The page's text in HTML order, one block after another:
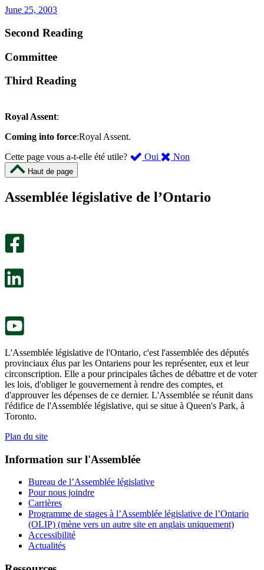
June 25, 2003
Second Reading
Committee
Third Reading
Royal Assent:
Coming into force:Royal Assent.
Cette page vous a-t-elle été utile?
Oui ,
été
Non
m’a
Haut de page
Assemblée législative de l’Ontario
L'Assemblée législative de l'Ontario, c'est l'assemblée des députés
provinciaux élus par les Ontariens pour les représenter, eux et leur
circonscription. Elle a pour principales tâches de débattre et de voter
les lois, d'obliger le gouvernement à rendre des comptes, et
d'approuver les dépenses de ce dernier. L'Assemblée se réunit dans
l'édifice de l'Assemblée législative, qui se situe à Queen's Park, à
Toronto.
Plan du site
Information sur l'Assemblée
Bureau de l’Assemblée législative
Pour nous joindre
Carrières
Programme de stages à l’Assemblée législative de l’Ontario
(OLIP) (mène vers un autre site en anglais uniquement)
Accessibilité
Actualités